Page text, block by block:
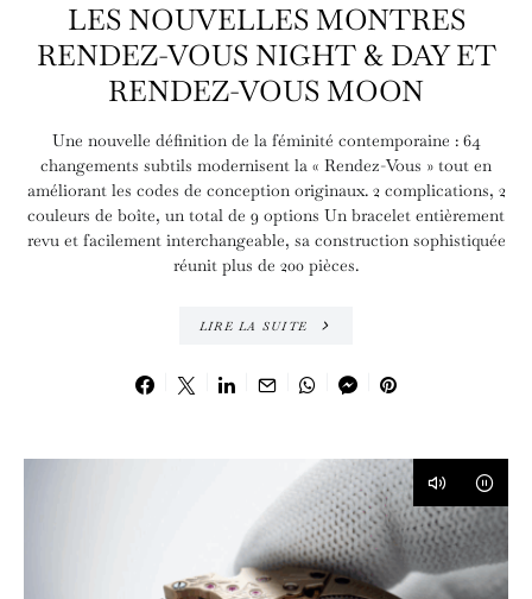
LES NOUVELLES MONTRES
RENDEZ-VOUS NIGHT & DAY ET
RENDEZ-VOUS MOON
Une nouvelle définition de la féminité contemporaine : 64
changements subtils modernisent la « Rendez-Vous » tout en
améliorant les codes de conception originaux. 2 complications, 2
couleurs de boîte, un total de 9 options Un bracelet entièrement
revu et facilement interchangeable, sa construction sophistiquée
réunit plus de 200 pièces.
LIRE LA SUITE